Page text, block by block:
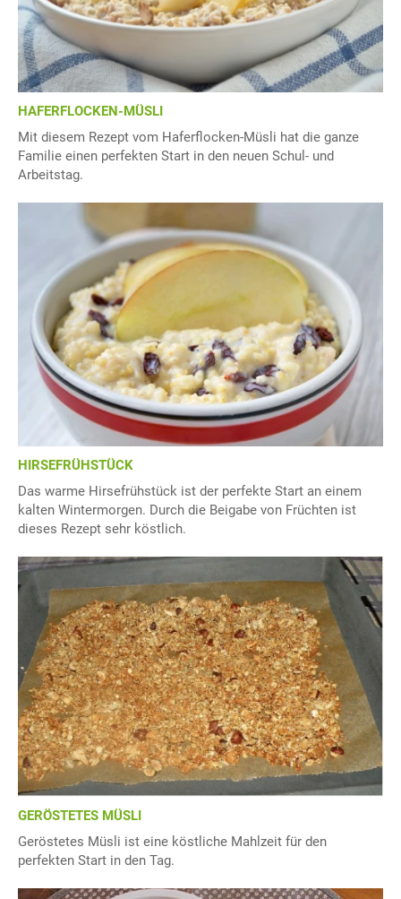
HAFERFLOCKEN-MÜSLI
Mit diesem Rezept vom Haferflocken-Müsli hat die ganze
Familie einen perfekten Start in den neuen Schul- und
Arbeitstag.
HIRSEFRÜHSTÜCK
Das warme Hirsefrühstück ist der perfekte Start an einem
kalten Wintermorgen. Durch die Beigabe von Früchten ist
dieses Rezept sehr köstlich.
GERÖSTETES MÜSLI
Geröstetes Müsli ist eine köstliche Mahlzeit für den
perfekten Start in den Tag.